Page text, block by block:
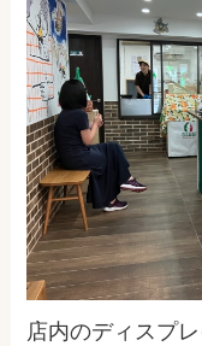
店内のディスプ